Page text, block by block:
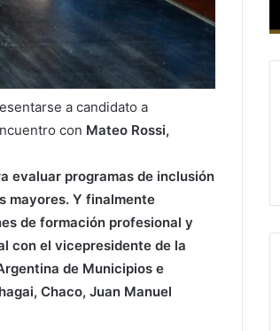
a candidato a
con Mateo Rossi,
evaluar programas de inclusión
mayores. Y finalmente
de formación profesional y
con el vicepresidente de la
de Municipios e
Chaco,Juan Manuel